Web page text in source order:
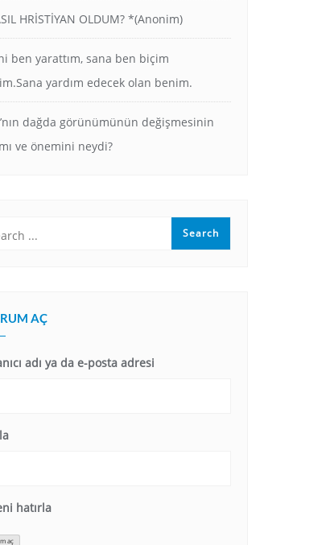
HRİSTİYAN OLDUM? *(Anonim)
ben yarattım, sana ben biçim
yardım edecek olan benim.
dağda görünümünün değişmesinin
ve önemini neydi?
AÇ
adı ya da e-posta adresi
hatırla
aç